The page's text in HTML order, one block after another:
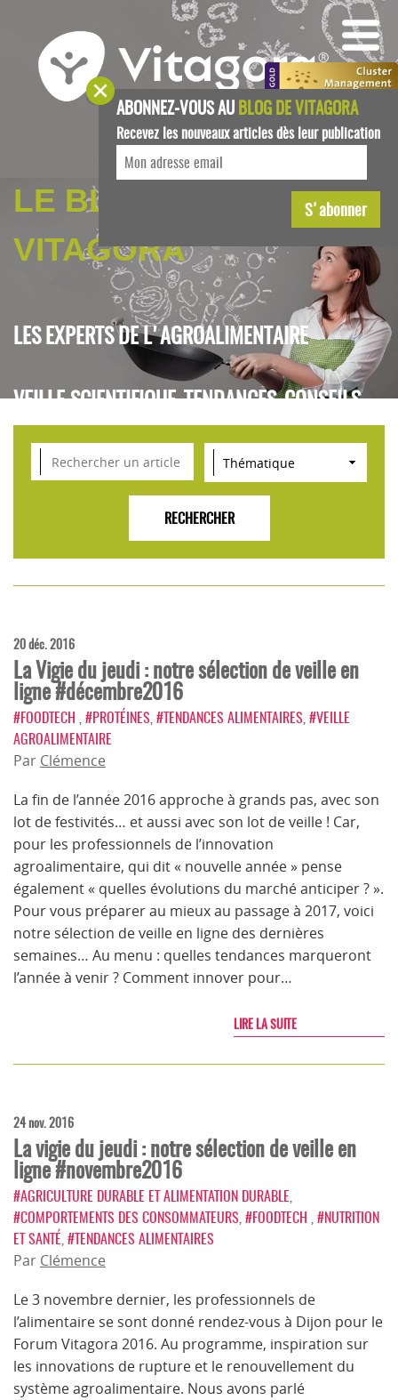
LE BLOG DE
VITAGORA
LES EXPERTS DE L'AGROALIMENTAIRE
VEILLE SCIENTIFIQUE, TENDANCES, CONSEILS
POUR L'INNOVATION AGROALIMENTAIRE
20 déc. 2016
La Vigie du jeudi : notre sélection de veille en
ligne #décembre2016
#FOODTECH #PROTÉINES #TENDANCES ALIMENTAIRES #VEILLE
AGROALIMENTAIRE
Par Clémence
La fin de l’année 2016 approche à grands pas, avec son
lot de festivités… et aussi avec son lot de veille ! Car,
pour les professionnels de l’innovation
agroalimentaire, qui dit « nouvelle année » pense
également « quelles évolutions du marché anticiper ? ».
Pour vous préparer au mieux au passage à 2017, voici
notre sélection de veille en ligne des dernières
semaines… Au menu : quelles tendances marqueront
l’année à venir ? Comment innover pour…
LIRE LA SUITE
24 nov. 2016
La vigie du jeudi : notre sélection de veille en
ligne #novembre2016
#AGRICULTURE DURABLE ET ALIMENTATION DURABLE
#COMPORTEMENTS DES CONSOMMATEURS #FOODTECH #NUTRITION
ET SANTÉ #TENDANCES ALIMENTAIRES
Par Clémence
Le 3 novembre dernier, les professionnels de
l’alimentaire se sont donné rendez-vous à Dijon pour le
Forum Vitagora 2016. Au programme, inspiration sur
les innovations de rupture et le renouvellement du
système agroalimentaire. Nous avons parlé
ABONNEZ-VOUS AUBLOG DE VITAGORA
Recevez les nouveaux articles dès leur publication